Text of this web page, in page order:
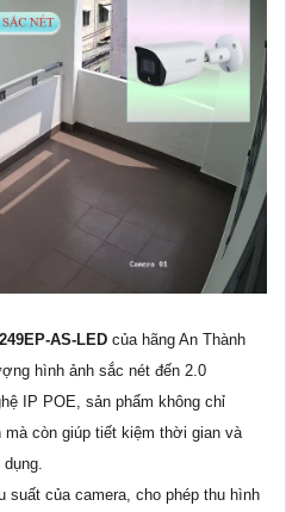
AS-LED của hãng An Thành
hình ảnh sắc nét đến 2.0
IP POE, sản phẩm không chỉ
còn giúp tiết kiệm thời gian và
suất của camera, cho phép thu hình